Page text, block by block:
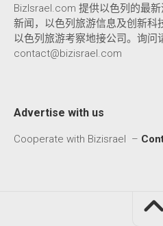
BizIsrael.com 提供以色列的最
新闻，以色列旅游信息及创新科
以色列旅游考察地接公司。询问
contact@bizisrael.com
Advertise with us
Cooperate with Bizisrael –